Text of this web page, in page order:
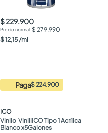
$ 229.900
$ 279.990
$12,15 /ml
Paga$ 224.900
ICO
Vinilo  ViniliICO Tipo 1 Acrílica
Blanco x5Galones